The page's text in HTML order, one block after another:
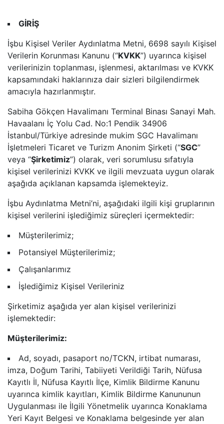
GİRİŞ
İşbu Kişisel Veriler Aydınlatma Metni, 6698 sayılı Kişisel
Verilerin Korunması Kanunu (“KVKK”) uyarınca kişisel
verilerinizin toplanması, işlenmesi, aktarılması ve KVKK
kapsamındaki haklarınıza dair sizleri bilgilendirmek
amacıyla hazırlanmıştır.
Sabiha Gökçen Havalimanı Terminal Binası Sanayi Mah.
Havaalanı İç Yolu Cad. No:1 Pendik 34906
İstanbul/Türkiye adresinde mukim SGC Havalimanı
İşletmeleri Ticaret ve Turizm Anonim Şirketi (“SGC”
veya “Şirketimiz”) olarak, veri sorumlusu sıfatıyla
kişisel verilerinizi KVKK ve ilgili mevzuata uygun olarak
aşağıda açıklanan kapsamda işlemekteyiz.
İşbu Aydınlatma Metni’ni, aşağıdaki ilgili kişi gruplarının
kişisel verilerini işlediğimiz süreçleri içermektedir:
Müşterilerimiz;
Potansiyel Müşterilerimiz;
Çalışanlarımız
İşlediğimiz Kişisel Verileriniz
Şirketimiz aşağıda yer alan kişisel verilerinizi
işlemektedir:
Müşterilerimiz:
Ad, soyadı, pasaport no/TCKN, irtibat numarası,
imza, Doğum Tarihi, Tabiiyeti Verildiği Tarih, Nüfusa
Kayıtlı İl, Nüfusa Kayıtlı İlçe, Kimlik Bildirme Kanunu
uyarınca kimlik kayıtları, Kimlik Bildirme Kanununun
Uygulanması ile İlgili Yönetmelik uyarınca Konaklama
Yeri Kayıt Belgesi ve Konaklama belgesinde yer alan